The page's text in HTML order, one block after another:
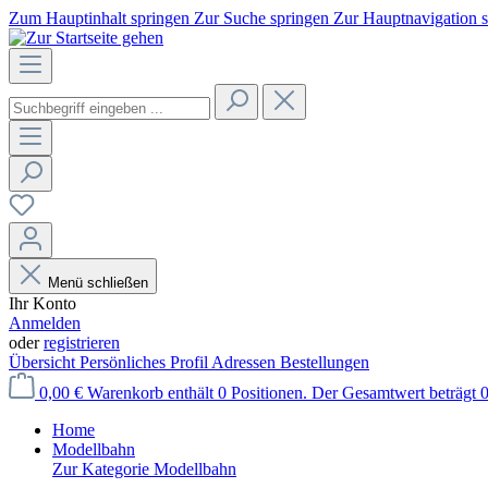
Zum Hauptinhalt springen Zur Suche springen Zur Hauptnavigation
Menü schließen
Ihr Konto
Anmelden
oderregistrieren
Übersicht Persönliches Profil Adressen Bestellungen
0,00 € Warenkorb enthält 0 Positionen. Der Gesamtwert beträgt
Home
Modellbahn
Zur Kategorie Modellbahn